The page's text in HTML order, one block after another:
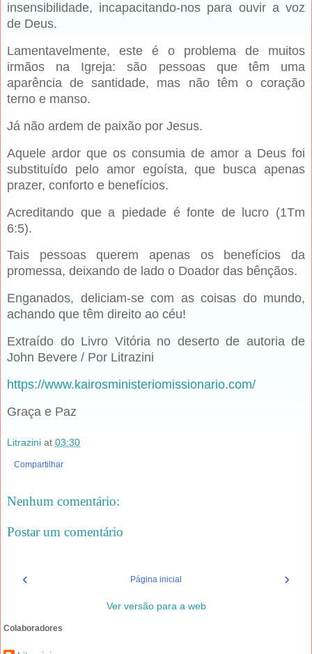
insensibilidade, incapacitando-nos para ouvir a voz
de Deus.
Lamentavelmente, este é o problema de muitos
irmãos na Igreja: são pessoas que têm uma
aparência de santidade, mas não têm o coração
terno e manso.
Já não ardem de paixão por Jesus.
Aquele ardor que os consumia de amor a Deus foi
substituído pelo amor egoísta, que busca apenas
prazer, conforto e benefícios.
Acreditando que a piedade é fonte de lucro (1Tm
6:5).
Tais pessoas querem apenas os benefícios da
promessa, deixando de lado o Doador das bênçãos.
Enganados, deliciam-se com as coisas do mundo,
achando que têm direito ao céu!
Extraído do Livro Vitória no deserto de autoria de
John Bevere / Por Litrazini
https://www.kairosministeriomissionario.com/
Graça e Paz
Litrazini at 03:30
Compartilhar
Nenhum comentário:
Postar um comentário
‹ ›
Página inicial
Ver versão para a web
Colaboradores